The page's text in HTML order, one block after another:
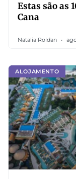
Estas são as
Cana
Natalia Roldan
ALOJAMENTO